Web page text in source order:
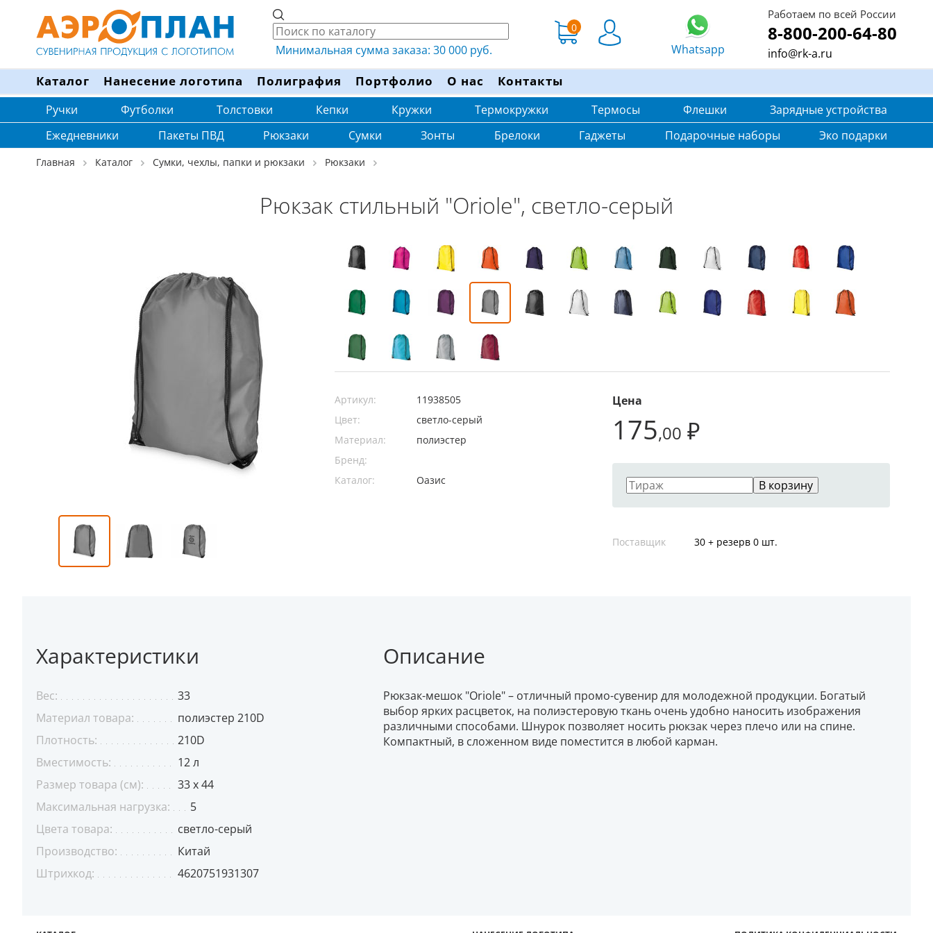
Минимальная сумма заказа: 30 000 руб.
0
Whatsapp
Работаем по всей России
8-800-200-64-80
info@rk-a.ru
Каталог Нанесение логотипа Полиграфия Портфолио О нас Контакты
Ручки Футболки Толстовки Кепки Кружки Термокружки Термосы Флешки
Зарядные устройства
Ежедневники
Пакеты ПВД Рюкзаки Сумки Зонты Брелоки Гаджеты Подарочные наборы Эко подарки
Главная Каталог Сумки, чехлы, папки и рюкзаки Рюкзаки
Рюкзак стильный "Oriole", светло-серый
Цена
175,00 ₽
В корзину
Поставщик 30 + резерв 0 шт.
Артикул:
11938505
Цвет:
светло-серый
Материал:
полиэстер
Бренд:
Каталог:
Оазис
Описание
Рюкзак-мешок "Oriole" – отличный промо-сувенир для молодежной продукции. Богатый
выбор ярких расцветок, на полиэстеровую ткань очень удобно наносить изображения
различными способами. Шнурок позволяет носить рюкзак через плечо или на спине.
Компактный, в сложенном виде поместится в любой карман.
Характеристики
Вес:
33
Материал товара:
полиэстер 210D
Плотность:
210D
Вместимость:
12 л
Размер товара (см):
33 х 44
Максимальная нагрузка:
5
Цвета товара:
светло-серый
Производство:
Китай
Штрихкод:
4620751931307